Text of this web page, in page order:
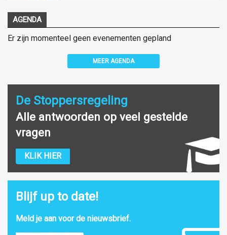
AGENDA
Er zijn momenteel geen evenementen gepland
MEER AGENDA
De Stoppersregeling
Alle antwoorden op veel gestelde
vragen
KLIK HIER
Blijf up to date!
Meld je aan voor de nieuwsbrief.